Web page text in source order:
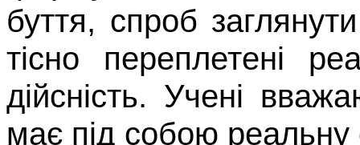
буття, спроб
тісно переплетені
дійсність. Учені
має під собою